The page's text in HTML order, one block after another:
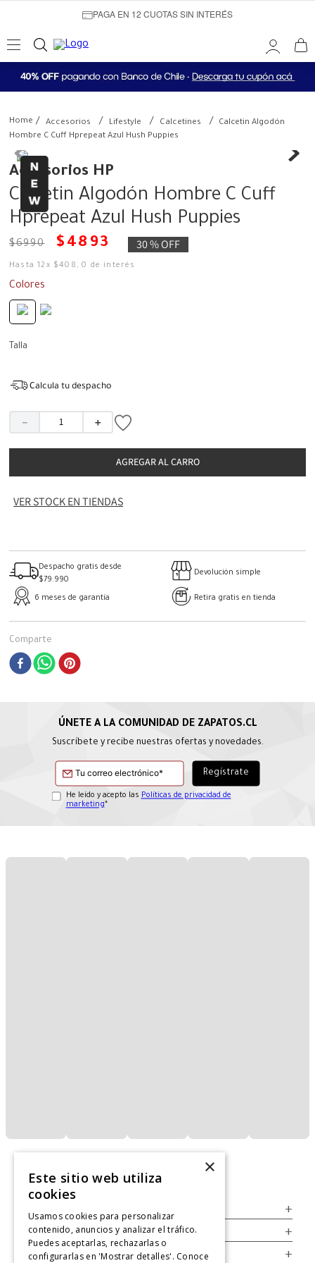
PAGA EN 12 CUOTAS SIN INTERÉS
Accesorios Lifestyle Calcetines
Calcetin Algodón
Hombre C Cuff Hprepeat Azul Hush Puppies
Accesorios HP
Calcetin Algodón Hombre C Cuff
Hprepeat Azul Hush Puppies
$6990 $ 4893 30 %OFF
Hasta12 x $408 ,0 de interés
Colores
Talla
Calcula tu despacho
＋
－
AGREGAR AL CARRO
VER STOCK EN TIENDAS
Despacho gratis desde
$79.990
Devolución simple
6 meses de garantía Retira gratis en tienda
Comparte
Suscríbete y recibe nuestras ofertas y novedades.
He leído y acepto las Políticas de privacidad de
marketing*
+
Legal +
Cuenta +
×
Este sitio web utiliza
cookies
Usamos cookies para personalizar
contenido, anuncios y analizar el tráfico.
Puedes aceptarlas, rechazarlas o
configurarlas en 'Mostrar detalles'. Conoce